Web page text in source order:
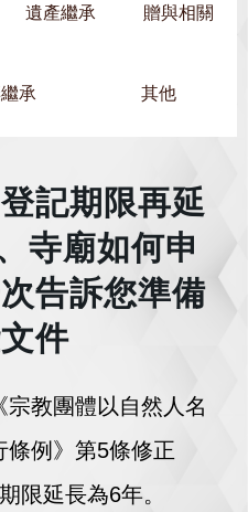
遺產繼承 贈與相關
承 其他
記期限再延
寺廟如何申
告訴您準備
件
教團體以自然人名
條例》第5條修正
限延長為6年。